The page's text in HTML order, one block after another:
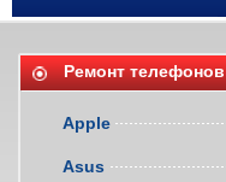
Ремонт телефонов
Apple
Asus